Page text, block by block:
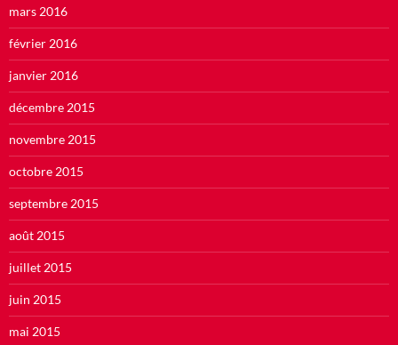
mars 2016
février 2016
janvier 2016
décembre 2015
novembre 2015
octobre 2015
septembre 2015
août 2015
juillet 2015
juin 2015
mai 2015